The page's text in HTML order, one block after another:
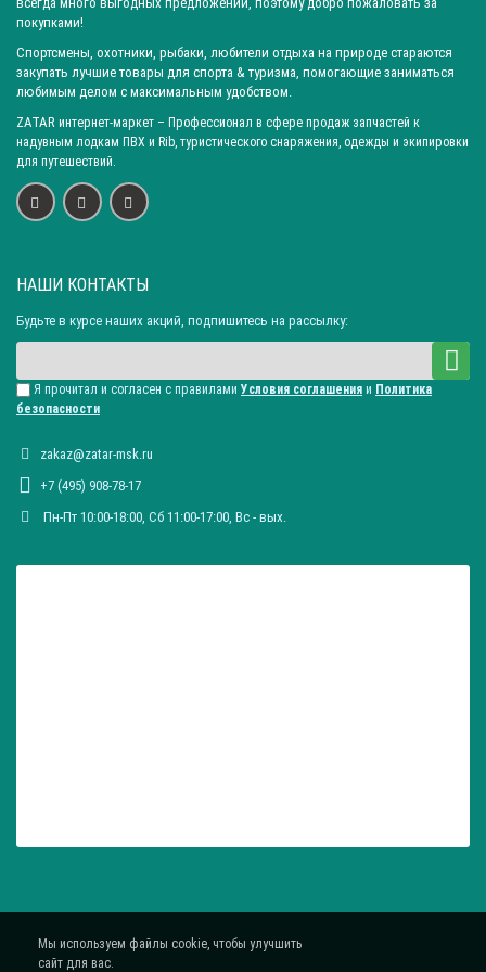
Город: Волгоград
Город: Ростов-на-Дону
Город: Саратов
Город: Иркутск
Город: Барнаул
Город: Тюмень Город: Казань
покупками!
Спортсмены, охотники, рыбаки, любители отдыха на природе стараются
закупать лучшие товары для спорта & туризма, помогающие заниматься
любимым делом с максимальным удобством.
ZATAR интернет-маркет – Профессионал в сфере продаж запчастей к
надувным лодкам ПВХ и Rib, туристического снаряжения, одежды и экипировки
для путешествий.
НАШИ КОНТАКТЫ
Будьте в курсе наших акций, подпишитесь на рассылку:
Я прочитал и согласен с правилами Условия соглашения и Политика
безопасности
zakaz@zatar-msk.ru
+7 (495) 908-78-17
Пн-Пт 10:00-18:00, Сб 11:00-17:00, Вc - вых.
Мы используем файлы cookie, чтобы улучшить
сайт для вас.